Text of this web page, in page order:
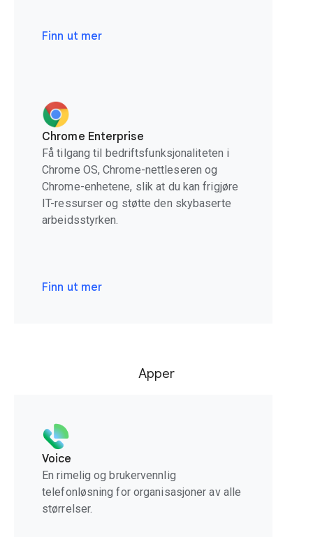
Finn ut mer
Chrome Enterprise
Få tilgang til bedriftsfunksjonaliteten i
Chrome OS, Chrome-nettleseren og
Chrome-enhetene, slik at du kan frigjøre
IT-ressurser og støtte den skybaserte
arbeidsstyrken.
Finn ut mer
Apper
Voice
En rimelig og brukervennlig
telefonløsning for organisasjoner av alle
størrelser.